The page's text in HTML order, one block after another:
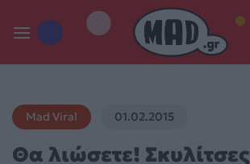
content
Mad Viral 01.02.2015
Θα λιώσετε! Σκυλίτσες